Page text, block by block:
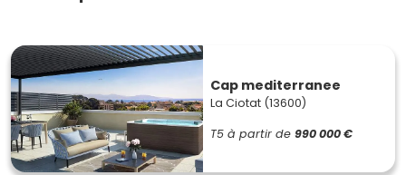
Cap mediterranee
La Ciotat (13600)
T5 à partir de 990 000 €